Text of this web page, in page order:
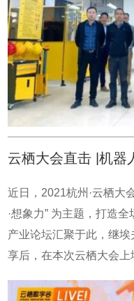
放新高地，推动商务经济
作为高端装备制造代表
力，做出更多智能化产品
全操作。在大家的努力
过。埃夫特做到从实用
职、本科职业教育培养体
合育人，提升教育质量，
坚持产教融合、践行知
展现代化经济体系，建
云栖大会直击 |机器
近日，2021杭州·云栖大
·想象力” 为主题，打造
产业论坛汇聚于此，继埃
享后，在本次云栖大会
师游玮，受邀出席了“云